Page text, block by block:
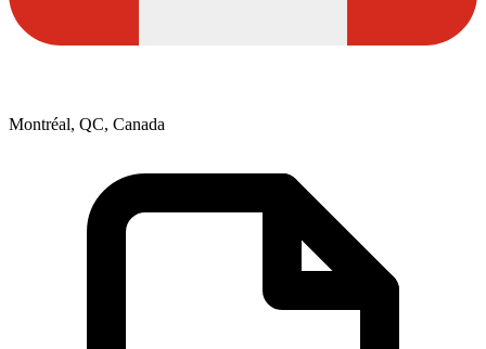
Montréal, QC, Canada